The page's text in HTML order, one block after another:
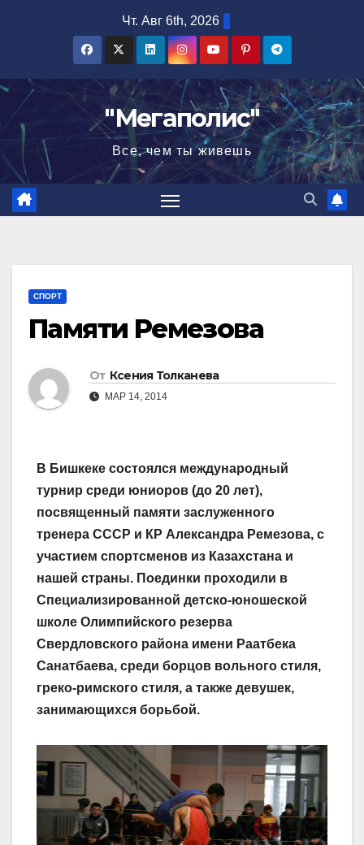
Чт. Авг 6th, 2026
"Мегаполис"
Все, чем ты живешь
СПОРТ
Памяти Ремезова
От Ксения Толканева
МАР 14, 2014
В Бишкеке состоялся международный
турнир среди юниоров (до 20 лет),
посвященный памяти заслуженного
тренера СССР и КР Александра Ремезова, с
участием спортсменов из Казахстана и
нашей страны. Поединки проходили в
Специализированной детско-юношеской
школе Олимпийского резерва
Свердловского района имени Раатбека
Санатбаева, среди борцов вольного стиля,
греко-римского стиля, а также девушек,
занимающихся борьбой.